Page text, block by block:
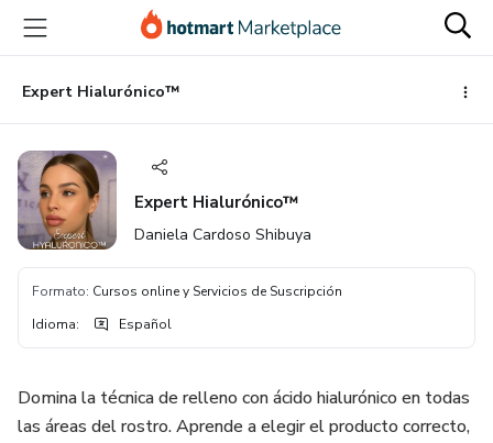
principal
página
de
página
Expert Hialurónico™
Expert Hialurónico™
Daniela Cardoso Shibuya
Formato: Cursos online y Servicios de Suscripción
Idioma: Español
Domina la técnica de relleno con ácido hialurónico en todas
las áreas del rostro. Aprende a elegir el producto correcto,